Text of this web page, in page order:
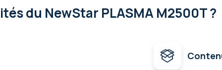
du NewStar PLASMA M2500T ?